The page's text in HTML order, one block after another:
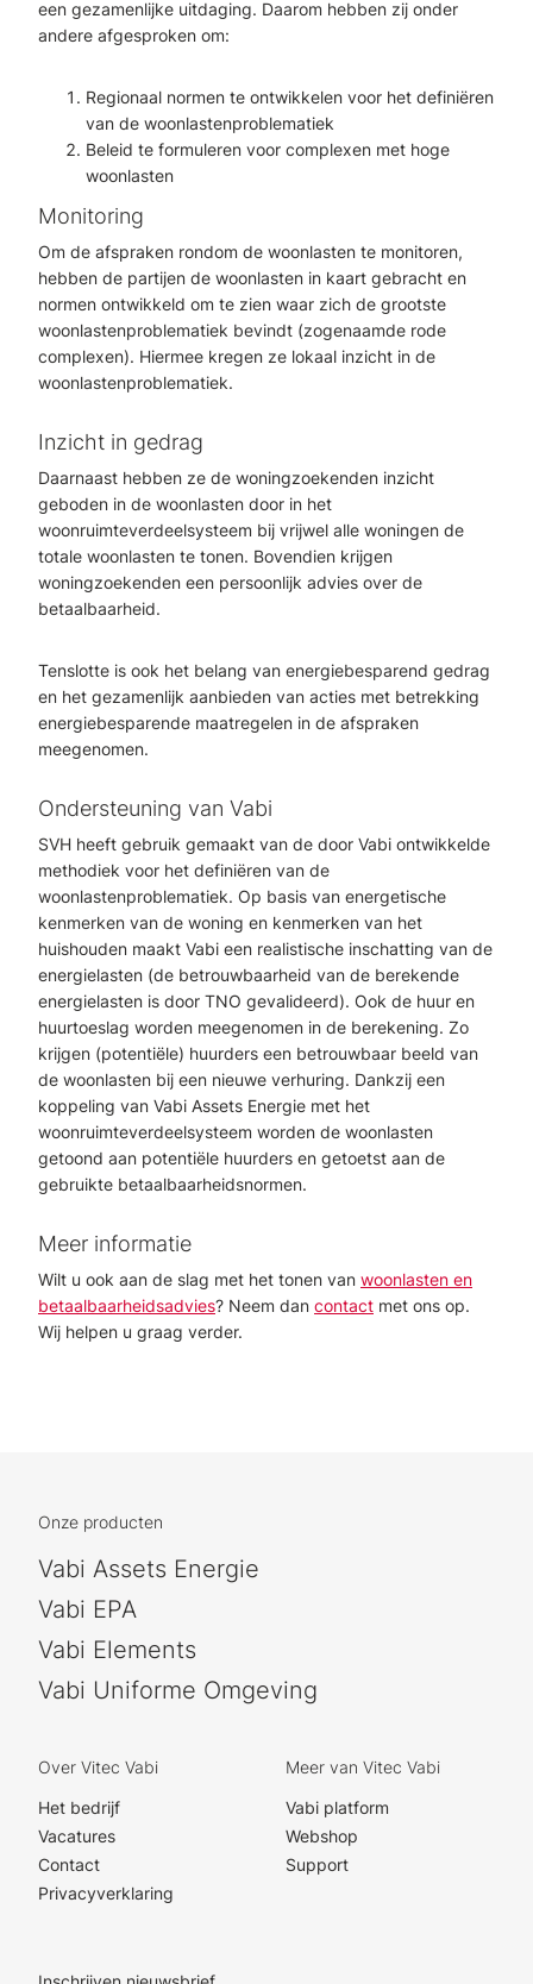
een gezamenlijke uitdaging. Daarom hebben zij onder
andere afgesproken om:
Regionaal normen te ontwikkelen voor het definiëren
van de woonlastenproblematiek
Beleid te formuleren voor complexen met hoge
woonlasten
Monitoring
Om de afspraken rondom de woonlasten te monitoren,
hebben de partijen de woonlasten in kaart gebracht en
normen ontwikkeld om te zien waar zich de grootste
woonlastenproblematiek bevindt (zogenaamde rode
complexen). Hiermee kregen ze lokaal inzicht in de
woonlastenproblematiek.
Inzicht in gedrag
Daarnaast hebben ze de woningzoekenden inzicht
geboden in de woonlasten door in het
woonruimteverdeelsysteem bij vrijwel alle woningen de
totale woonlasten te tonen. Bovendien krijgen
woningzoekenden een persoonlijk advies over de
betaalbaarheid.
Tenslotte is ook het belang van energiebesparend gedrag
en het gezamenlijk aanbieden van acties met betrekking
energiebesparende maatregelen in de afspraken
meegenomen.
Ondersteuning van Vabi
SVH heeft gebruik gemaakt van de door Vabi ontwikkelde
methodiek voor het definiëren van de
woonlastenproblematiek. Op basis van energetische
kenmerken van de woning en kenmerken van het
huishouden maakt Vabi een realistische inschatting van de
energielasten (de betrouwbaarheid van de berekende
energielasten is door TNO gevalideerd). Ook de huur en
huurtoeslag worden meegenomen in de berekening. Zo
krijgen (potentiële) huurders een betrouwbaar beeld van
de woonlasten bij een nieuwe verhuring. Dankzij een
koppeling van Vabi Assets Energie met het
woonruimteverdeelsysteem worden de woonlasten
getoond aan potentiële huurders en getoetst aan de
gebruikte betaalbaarheidsnormen.
Meer informatie
Wilt u ook aan de slag met het tonen van woonlasten en
betaalbaarheidsadvies? Neem dan contact met ons op.
Wij helpen u graag verder.
Onze producten
Vabi Assets Energie
Vabi EPA
Vabi Elements
Vabi Uniforme Omgeving
Over Vitec Vabi
Het bedrijf
Vacatures
Contact
Privacyverklaring
Meer van Vitec Vabi
Vabi platform
Webshop
Support